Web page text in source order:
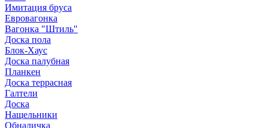
Имитация бруса
Евровагонка
Вагонка "Штиль"
Доска пола
Блок-Хаус
Доска палубная
Планкен
Доска террасная
Галтели
Доска
Нащельники
Обналичка